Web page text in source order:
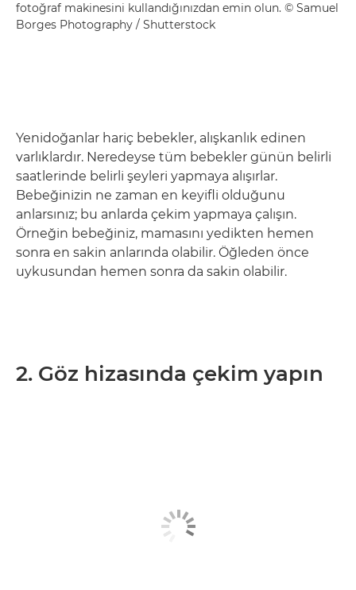
fotoğraf makinesini kullandığınızdan emin olun. © Samuel
Borges Photography / Shutterstock
Yenidoğanlar hariç bebekler, alışkanlık edinen
varlıklardır. Neredeyse tüm bebekler günün belirli
saatlerinde belirli şeyleri yapmaya alışırlar.
Bebeğinizin ne zaman en keyifli olduğunu
anlarsınız; bu anlarda çekim yapmaya çalışın.
Örneğin bebeğiniz, mamasını yedikten hemen
sonra en sakin anlarında olabilir. Öğleden önce
uykusundan hemen sonra da sakin olabilir.
2. Göz hizasında çekim yapın